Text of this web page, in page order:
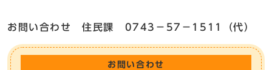
お問い合わせ 住民課 0743－57－1511（代）
お問い合わせ